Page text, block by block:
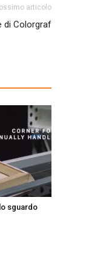
articolo
di Colorgraf
sguardo